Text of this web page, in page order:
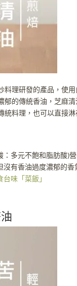
料理研發的產品，使
郁的傳統香油，芝麻
料理，也可以直接淋
：多元不飽和脂肪酸)
有香油過度濃郁的
台味「菜飯」